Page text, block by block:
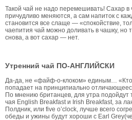
Такой чай не надо перемешивать! Сахар в
причудливо меняются, а сам напиток с
становится все слаще — «спокойствие,
чаепития чай можно доливать в чашку, но
снова, а вот сахар — нет.
Утренний чай ПО-АНГЛИЙСКИ
Да-да, не «файф-о-клоком» единым… «Кто
попадает на принципиально
По мнению британцев, для утра
чая English Breakfast и Irish Breakfast, за
Полдник, или five o’clock, лучше всего
обеды и ужины будут хороши с Earl